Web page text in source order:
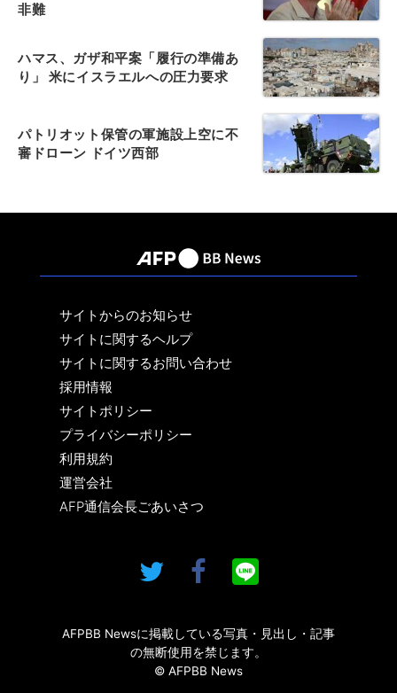
非難
ハマス、ガザ和平案「履行の準備あ
り」 米にイスラエルへの圧力要求
パトリオット保管の軍施設上空に不
審ドローン ドイツ西部
サイトからのお知らせ
サイトに関するヘルプ
サイトに関するお問い合わせ
採用情報
サイトポリシー
プライバシーポリシー
利用規約
運営会社
AFP通信会長ごあいさつ
AFPBB Newsに掲載している写真・見出し・記事
の無断使用を禁じます。
© AFPBB News